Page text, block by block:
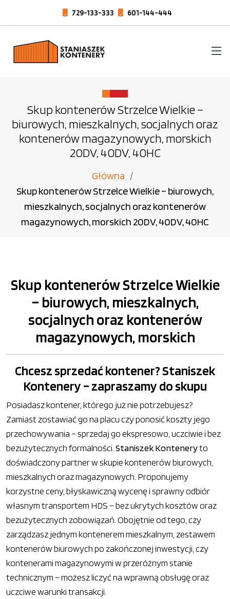
729-133-333 601-144-444
Skup kontenerów Strzelce Wielkie –
biurowych, mieszkalnych, socjalnych oraz
kontenerów magazynowych, morskich
20DV, 40DV, 40HC
Główna
Skup kontenerów Strzelce Wielkie – biurowych,
mieszkalnych, socjalnych oraz kontenerów
magazynowych, morskich 20DV, 40DV, 40HC
Skup kontenerów Strzelce Wielkie
– biurowych, mieszkalnych,
socjalnych oraz kontenerów
magazynowych, morskich
Chcesz sprzedać kontener? Staniszek
Kontenery – zapraszamy do skupu
Posiadasz kontener, którego już nie potrzebujesz?
Zamiast zostawiać go na placu czy ponosić koszty jego
przechowywania – sprzedaj go ekspresowo, uczciwie i bez
bezużytecznych formalności. Staniszek Konteneryto
doświadczony partner w skupie kontenerów biurowych,
mieszkalnych oraz magazynowych. Proponujemy
korzystne ceny, błyskawiczną wycenę i sprawny odbiór
własnym transportem HDS – bez ukrytych kosztów oraz
bezużytecznych zobowiązań. Obojętnie od tego, czy
zarządzasz jednym kontenerem mieszkalnym, zestawem
kontenerów biurowych po zakończonej inwestycji, czy
kontenerami magazynowymi w przeróżnym stanie
technicznym – możesz liczyć na wprawną obsługę oraz
uczciwe warunki transakcji.